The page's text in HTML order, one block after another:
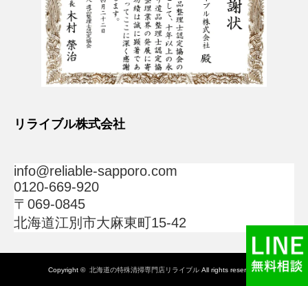
リライブル株式会社
info@reliable-sapporo.com
0120-669-920
〒069-0845
北海道江別市大麻東町15-42
Copyright © 北海道の特殊清掃専門店リライブル All rights reserved.